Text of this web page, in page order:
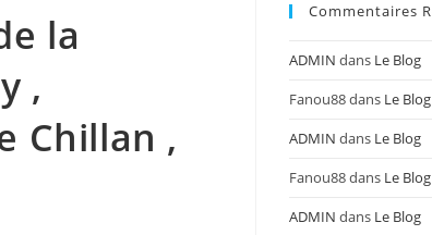
la
,
Chillan ,
Commentaires
ADMIN dans Le Blog
Fanou88dans Le Blog
ADMIN dans Le Blog
Fanou88dans Le Blog
ADMIN dans Le Blog